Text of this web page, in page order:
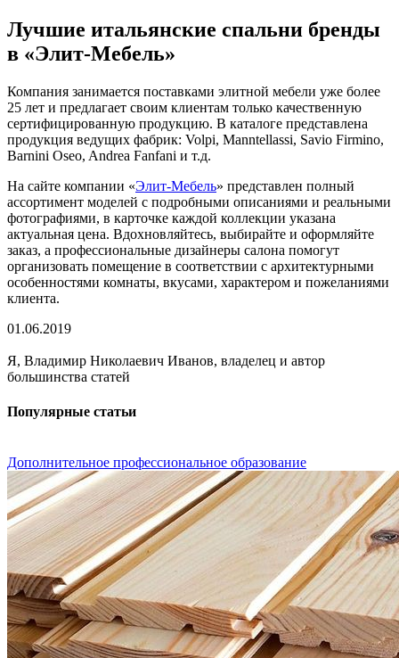
Лучшие итальянские спальни бренды
в «Элит-Мебель»
Компания занимается поставками элитной мебели уже более
25 лет и предлагает своим клиентам только качественную
сертифицированную продукцию. В каталоге представлена
продукция ведущих фабрик: Volpi, Manntellassi, Savio Firmino,
Barnini Oseo, Andrea Fanfani и т.д.
На сайте компании «Элит-Мебель» представлен полный
ассортимент моделей с подробными описаниями и реальными
фотографиями, в карточке каждой коллекции указана
актуальная цена. Вдохновляйтесь, выбирайте и оформляйте
заказ, а профессиональные дизайнеры салона помогут
организовать помещение в соответствии с архитектурными
особенностями комнаты, вкусами, характером и пожеланиями
клиента.
01.06.2019
Я, Владимир Николаевич Иванов, владелец и автор
большинства статей
Популярные статьи
Дополнительное профессиональное образование